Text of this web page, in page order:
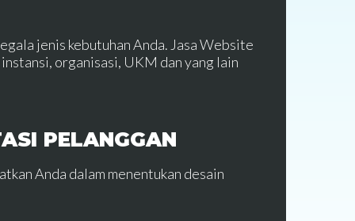
jenis kebutuhan Anda. Jasa Website
organisasi, UKM dan yang lain
PELANGGAN
Anda dalam menentukan desain